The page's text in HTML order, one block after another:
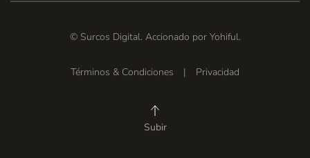
© Surcos Digital. Accionado por Yohiful.
Términos & Condiciones | Privacidad
Subir